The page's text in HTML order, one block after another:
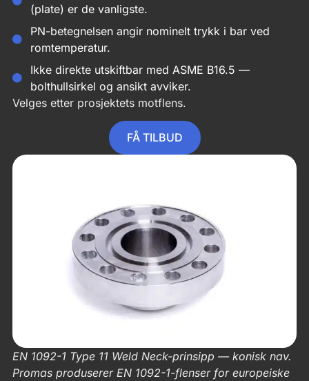
(plate) er de vanligste.
PN-betegnelsen angir nominelt trykk i bar ved
romtemperatur.
Ikke direkte utskiftbar med ASME B16.5 —
bolthullsirkel og ansikt avviker.
Velges etter prosjektets motflens.
FÅ TILBUD
EN 1092-1 Type 11 Weld Neck-prinsipp — konisk nav.
Promas produserer EN 1092-1-flenser for europeiske